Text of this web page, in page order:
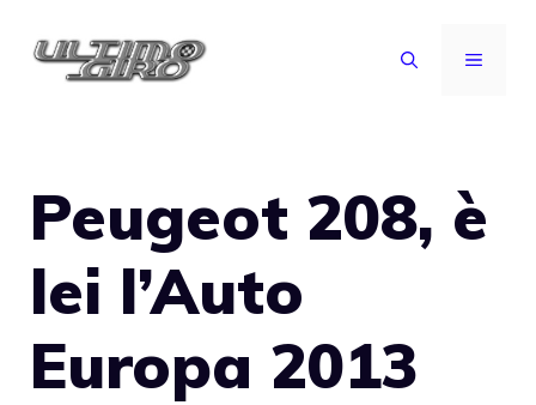
MENU
Peugeot 208, è
lei l’Auto
Europa 2013